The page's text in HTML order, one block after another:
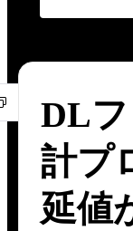
DL
計プ
延値